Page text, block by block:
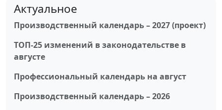
Актуальное
Производственный календарь – 2027 (проект)
ТОП-25 изменений в законодательстве в
августе
Профессиональный календарь на август
Производственный календарь – 2026